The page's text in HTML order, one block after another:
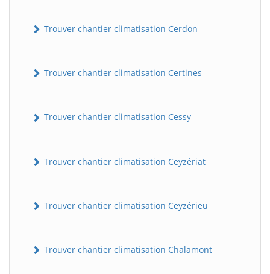
Trouver chantier climatisation Cerdon
Trouver chantier climatisation Certines
Trouver chantier climatisation Cessy
Trouver chantier climatisation Ceyzériat
Trouver chantier climatisation Ceyzérieu
Trouver chantier climatisation Chalamont